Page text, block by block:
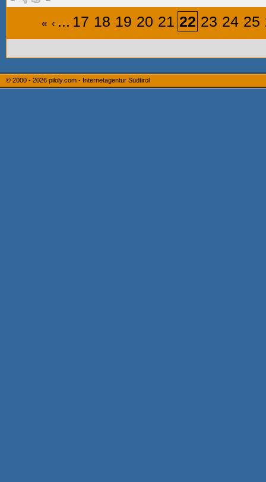
« ‹ ... 17 18 19 20 21 22 23 24 25
© 2000 - 2026 piloly.com - Internetagentur Südtirol